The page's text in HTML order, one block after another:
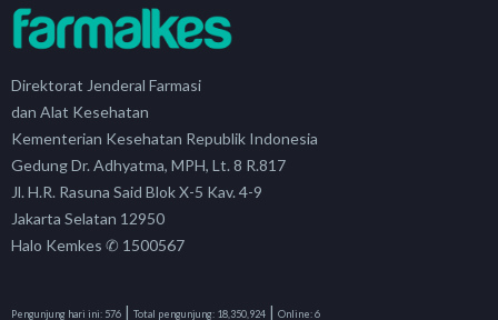
Direktorat Jenderal Farmasi
dan Alat Kesehatan
Kementerian Kesehatan Republik Indonesia
Gedung Dr. Adhyatma, MPH, Lt. 8 R.817
Jl. H.R. Rasuna Said Blok X-5 Kav. 4-9
Jakarta Selatan 12950
Halo Kemkes ✆ 1500567
Pengunjung hari ini: 576 Total pengunjung: 18,350,924 Online:6